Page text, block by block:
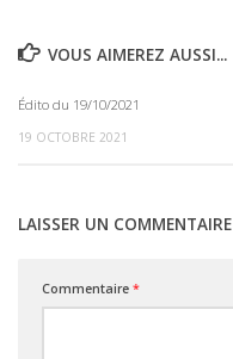
VOUS AIMEREZ AUSSI...
Édito du 19/10/2021
19 OCTOBRE 2021
LAISSER UN COMMENTAIRE
Commentaire *